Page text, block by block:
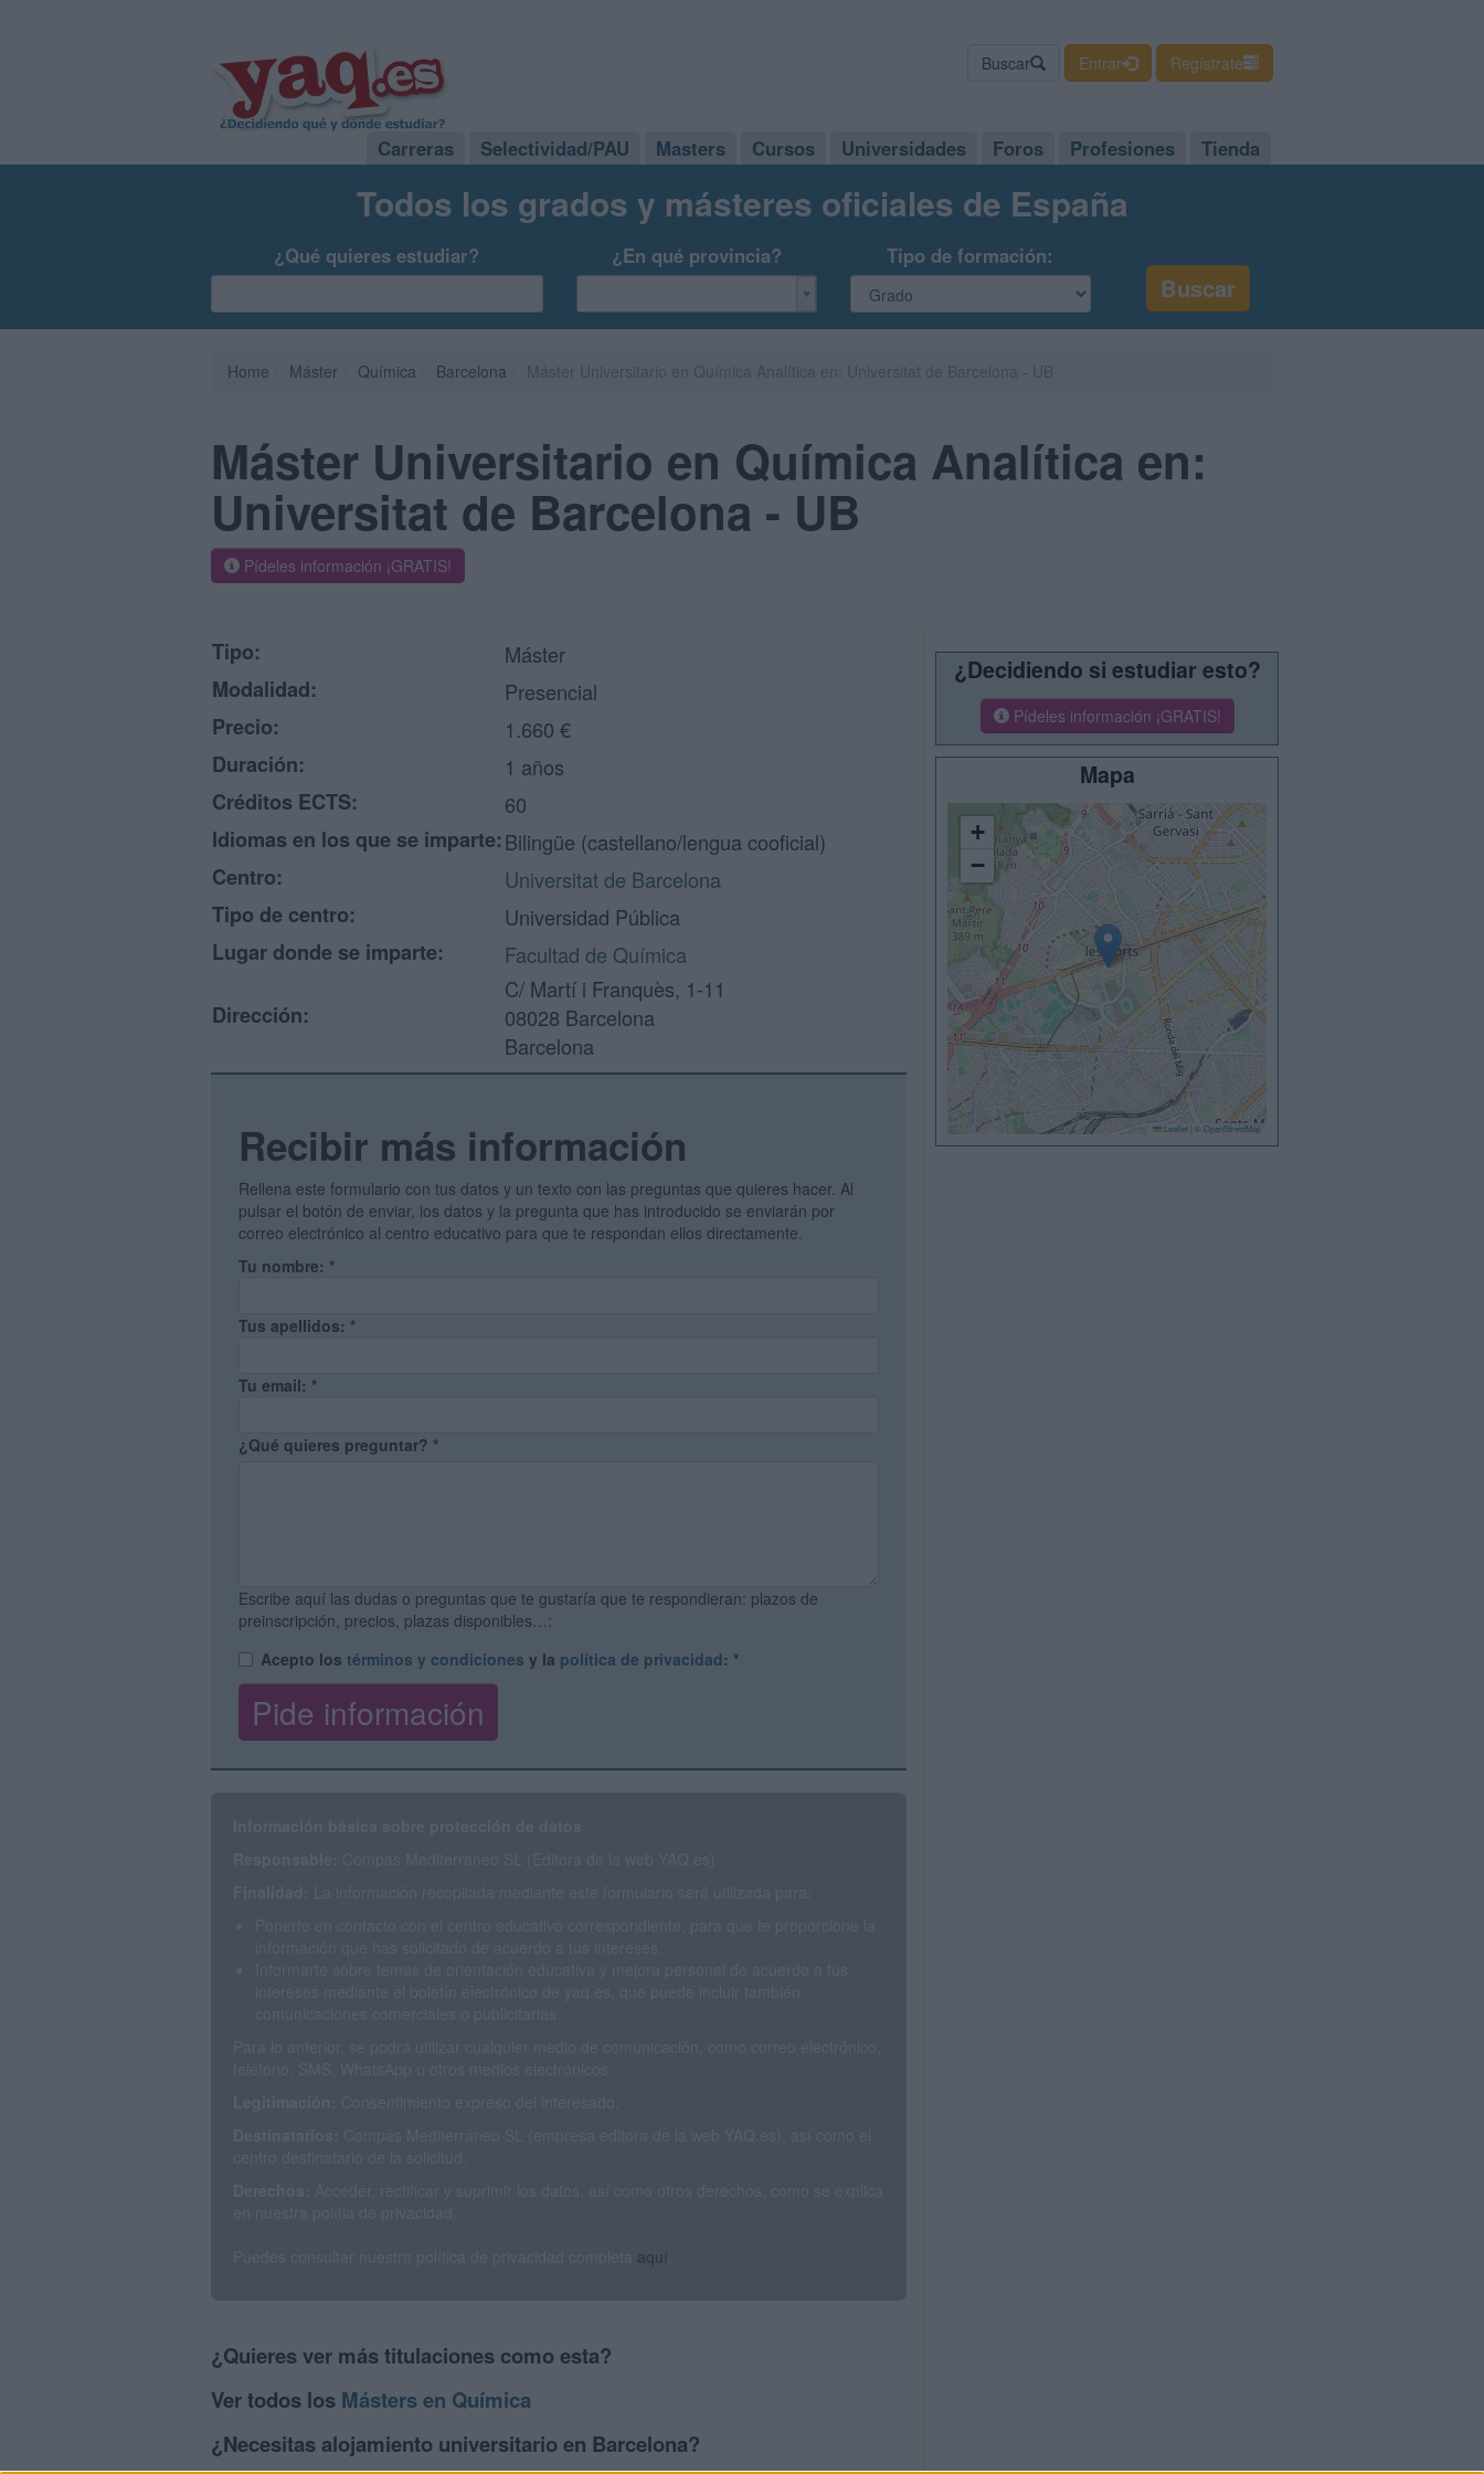
Buscar Entrar Regístrate
Carreras Selectividad/PAU Masters Cursos Universidades Foros Profesiones Tienda
Todos los grados y másteres oficiales de España
¿Qué quieres estudiar? ¿En qué provincia? Tipo de formación:
Home Máster Química Barcelona
Máster Universitario en Química Analítica en:
Universitat de Barcelona - UB
Pídeles información ¡GRATIS!
Tipo:
Máster
Modalidad:
Presencial
Precio:
1.660 €
Duración:
1 años
Créditos ECTS:
60
Idiomas en los que se imparte:Bilingüe (castellano/lengua cooficial)
Centro:
Universitat de Barcelona
Tipo de centro:
Universidad Pública
Lugar donde se imparte:
Facultad de Química
Dirección:
C/ Martí i Franquès, 1-11
08028 Barcelona
Barcelona
Recibir más información
Rellena este formulario con tus datos y un texto con las preguntas que quieres hacer. Al
pulsar el botón de enviar, los datos y la pregunta que has introducido se enviarán por
correo electrónico al centro educativo para que te respondan ellos directamente.
Tu nombre: *
Tus apellidos: *
Tu email: *
¿Qué quieres preguntar? *
Escribe aquí las dudas o preguntas que te gustaría que te respondieran: plazos de
preinscripción, precios, plazas disponibles…:
Acepto los términos y condiciones y la política de privacidad: *
aquí
¿Quieres ver más titulaciones como esta?
Ver todos los Másters en Química
¿Necesitas alojamiento universitario en Barcelona?
¿Decidiendo si estudiar esto?
Pídeles información ¡GRATIS!
Mapa
+
−
Leaflet © OpenStreetMap